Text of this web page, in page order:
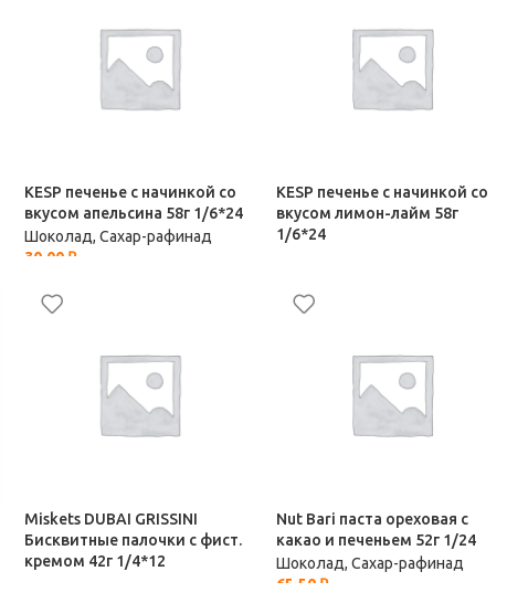
KESP печенье с начинкой со
вкусом апельсина 58г 1/6*24
Шоколад, Сахар-рафинад
30,00 ₽
KESP печенье с начинкой со
вкусом лимон-лайм 58г
1/6*24
30,00
Miskets DUBAI GRISSINI
Бисквитные палочки с фист.
кремом 42г 1/4*12
Nut Bari паста ореховая с
какао и печеньем 52г 1/24
Шоколад, Сахар-рафинад
65,50 ₽